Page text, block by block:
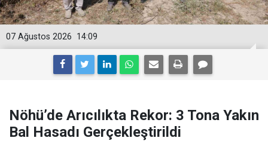
14:09
07 Ağustos 2026
Nöhü’de Arıcılıkta Rekor: 3 Tona Yakın
Bal Hasadı Gerçekleştirildi